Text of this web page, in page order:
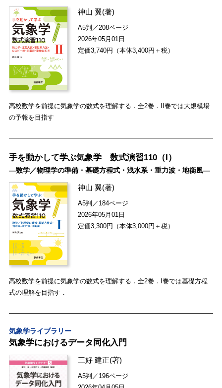
神山 翼(著)
A5判／208ページ
2026年05月01日
定価3,740円（本体3,400円＋税）
高校数学を前提に気象学の数式を理解する．全2巻．II巻では大規模場
の予報を目指す
手を動かして学ぶ気象学 数式演習110（I）
―数学／物理学の準備・基礎方程式・浅水系・重力波・地衡風―
神山 翼(著)
A5判／184ページ
2026年05月01日
定価3,300円（本体3,000円＋税）
高校数学を前提に気象学の数式を理解する．全2巻．I巻では基礎方程
式の理解を目指す．
気象学ライブラリー
気象学におけるデータ同化入門
三好 建正(著)
A5判／196ページ